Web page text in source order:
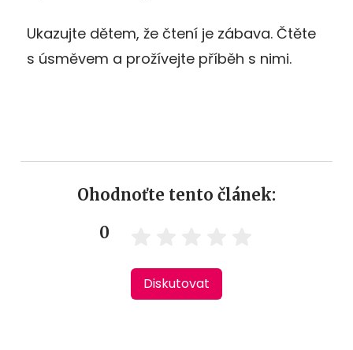
Ukazujte dětem, že čtení je zábava. Čtěte
s úsměvem a prožívejte příběh s nimi.
Ohodnoťte tento článek:
0
Diskutovat